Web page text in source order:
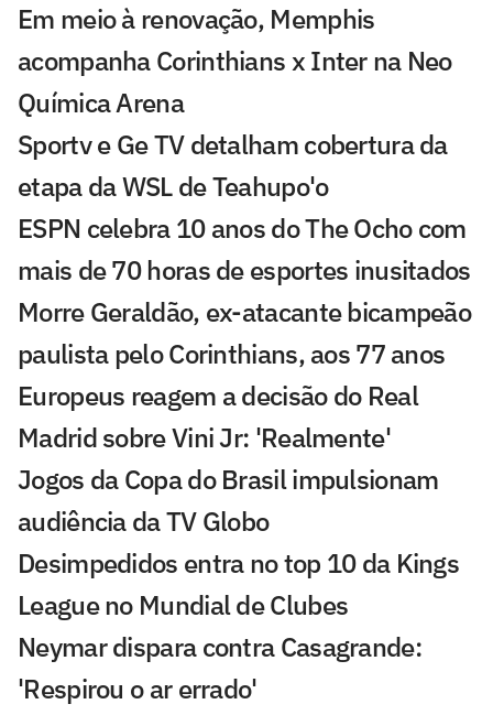
Em meio à renovação, Memphis
acompanha Corinthians x Inter na Neo
Química Arena
Sportv e Ge TV detalham cobertura da
etapa da WSL de Teahupo'o
ESPN celebra 10 anos do The Ocho com
mais de 70 horas de esportes inusitados
Morre Geraldão, ex-atacante bicampeão
paulista pelo Corinthians, aos 77 anos
Europeus reagem a decisão do Real
Madrid sobre Vini Jr: 'Realmente'
Jogos da Copa do Brasil impulsionam
audiência da TV Globo
Desimpedidos entra no top 10 da Kings
League no Mundial de Clubes
Neymar dispara contra Casagrande:
'Respirou o ar errado'